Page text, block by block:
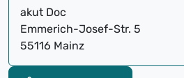
akut Doc
Emmerich-Josef-Str. 5
55116 Mainz